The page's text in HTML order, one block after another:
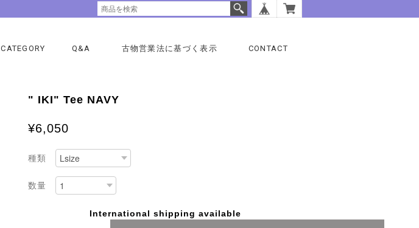
CATEGORY Q&A 古物営業法に基づく表示 CONTACT
" IKI" Tee NAVY
¥6,050
種類
数量
International shipping available